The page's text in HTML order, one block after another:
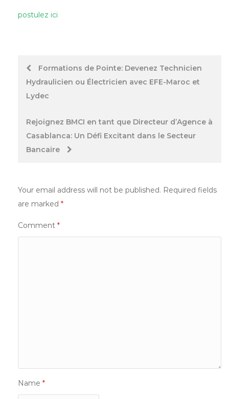
postulez ici
Post
navigation
Formations de Pointe: Devenez Technicien
Hydraulicien ou Électricien avec EFE-Maroc et
Lydec
Rejoignez BMCI en tant que Directeur d’Agence à
Casablanca: Un Défi Excitant dans le Secteur
Bancaire
Your email address will not be published. Required fields
are marked *
Comment *
Name *